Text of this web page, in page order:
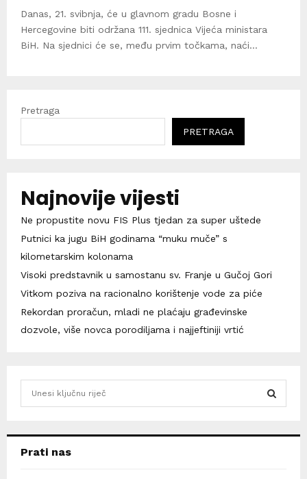
Danas, 21. svibnja, će u glavnom gradu Bosne i
Hercegovine biti održana 111. sjednica Vijeća ministara
BiH. Na sjednici će se, među prvim točkama, naći...
Pretraga
PRETRAGA
Najnovije vijesti
Ne propustite novu FIS Plus tjedan za super uštede
Putnici ka jugu BiH godinama “muku muče” s
kilometarskim kolonama
Visoki predstavnik u samostanu sv. Franje u Gučoj Gori
Vitkom poziva na racionalno korištenje vode za piće
Rekordan proračun, mladi ne plaćaju građevinske
dozvole, više novca porodiljama i najjeftiniji vrtić
hPrati nas